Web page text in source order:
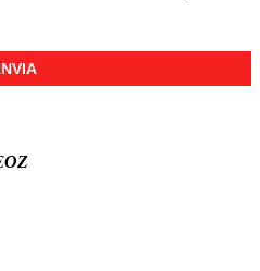
OZ